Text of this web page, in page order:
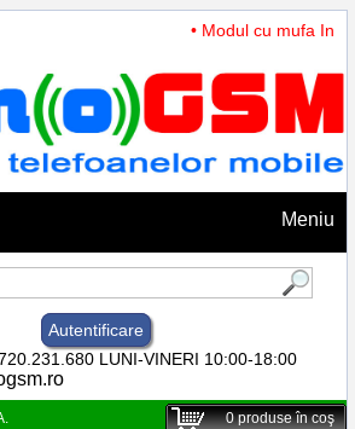
• Modul cu mufa
Meniu
Autentificare
LUNI-VINERI 10:00-18:00
0produse în coş